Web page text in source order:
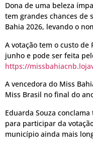
Dona de uma beleza
tem grandes chances de
Bahia 2026, levando o
A votação tem o custo de
junho e pode ser feita
https://
A vencedora do Miss
Miss Brasil no final do
Eduarda Souza
para participar da
município ainda mais